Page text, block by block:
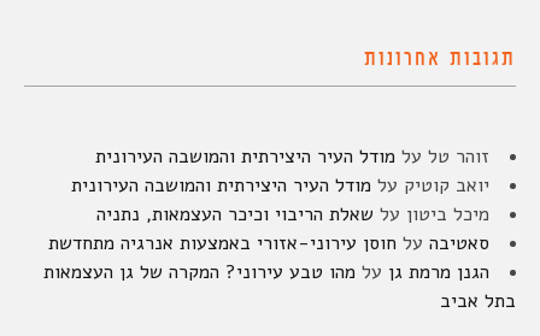
תגובות אחרונות
זוהר טל על מודל העיר היצירתית והמושבה העירונית
יואב קוטיק על מודל העיר היצירתית והמושבה העירונית
מיכל ביטון על שאלת הריבוי וכיכר העצמאות, נתניה
סאטיבה על חוסן עירוני-אזורי באמצעות אנרגיה מתחדשת
הגנן מרמת גן על מהו טבע עירוני? המקרה של גן העצמאות
בתל אביב